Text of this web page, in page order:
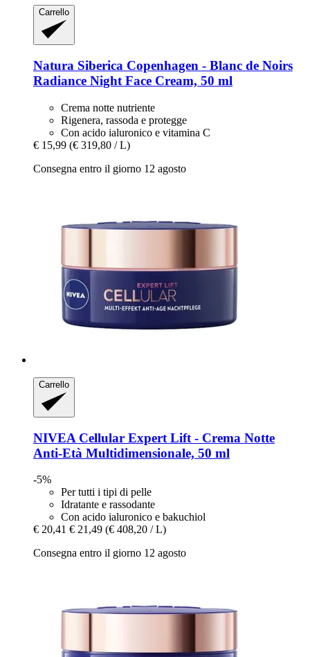
Carrello
Natura Siberica Copenhagen -​ Blanc de Noirs
Radiance Night Face Cream, 50 ml
Crema notte nutriente
Rigenera, rassoda e protegge
Con acido ialuronico e vitamina C
€ 15,99 (€ 319,80 / L)
Consegna entro il giorno 12 agosto
Carrello
NIVEA Cellular Expert Lift -​ Crema Notte
Anti-​Età Multidimensionale, 50 ml
-5%
Per tutti i tipi di pelle
Idratante e rassodante
Con acido ialuronico e bakuchiol
€ 20,41 € 21,49 (€ 408,20 / L)
Consegna entro il giorno 12 agosto